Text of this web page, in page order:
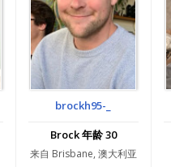
brockh95-_
Brock 年龄 30
来自 Brisbane, 澳大利亚